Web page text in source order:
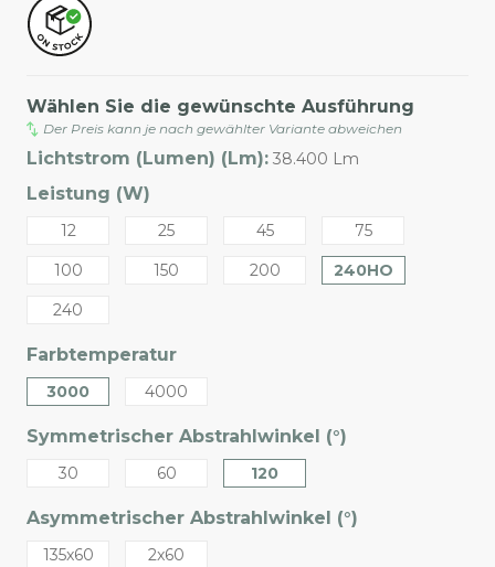
Wählen Sie die gewünschte Ausführung
Der Preis kann je nach gewählter Variante abweichen
Lichtstrom (Lumen) (Lm): 38.400 Lm
Leistung (W)
12 25 45
75
100
150 200
240HO
240
Farbtemperatur
3000 4000
Symmetrischer Abstrahlwinkel (°)
30 60 120
Asymmetrischer Abstrahlwinkel (°)
135x60 2x60